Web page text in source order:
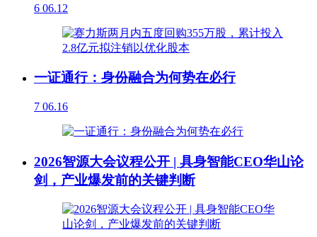
6 06.12
一证通行：身份融合为何势在必行
7 06.16
2026智源大会议程公开 | 具身智能CEO华山论
剑，产业爆发前的关键判断